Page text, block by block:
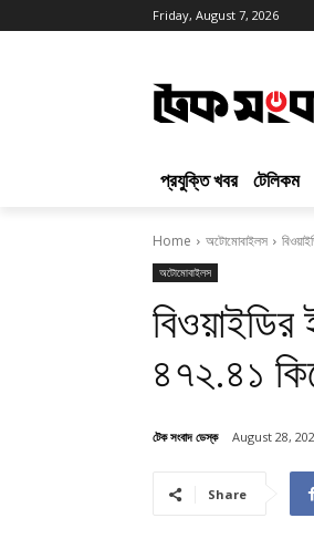
Friday, August 7, 2026
প্রযুক্তি খবর টেলিকম
Home অটোমোবাইলস
অটোমোবাইলস
৪৭২.৪১
টেক সংবাদ ডেস্ক August 28,
Share